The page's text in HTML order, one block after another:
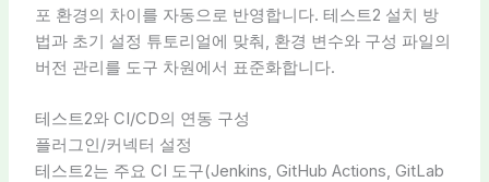
포 환경의 차이를 자동으로 반영합니다. 테스트2 설치 방
법과 초기 설정 튜토리얼에 맞춰, 환경 변수와 구성 파일의
버전 관리를 도구 차원에서 표준화합니다.
테스트2와 CI/CD의 연동 구성
플러그인/커넥터 설정
테스트2는 주요 CI 도구(Jenkins, GitHub Actions, GitLab